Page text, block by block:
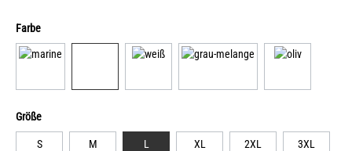
Farbe
Größe
S M L XL 2XL 3XL